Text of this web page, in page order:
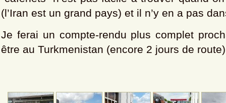
(l’Iran est un grand pays) et il n’y en a pas
Je ferai un compte-rendu plus complet
être au Turkmenistan (encore 2 jours de